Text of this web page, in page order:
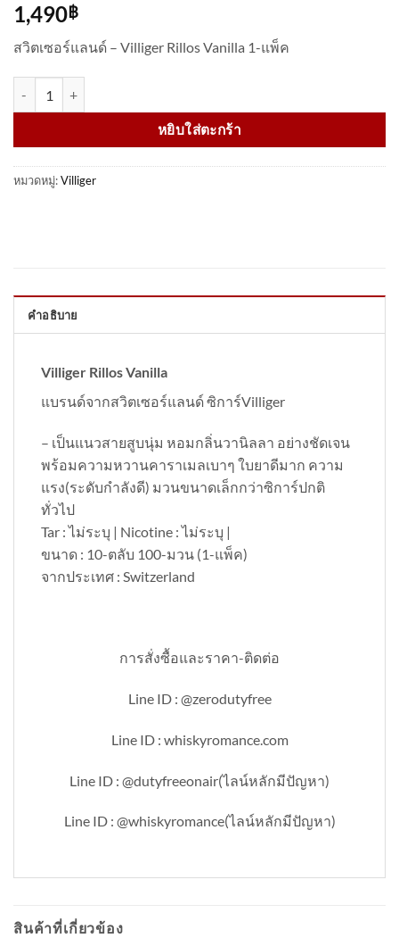
1,490฿
สวิตเซอร์แลนด์ – Villiger Rillos Vanilla 1-แพ็ค
หยิบใส่ตะกร้า
หมวดหมู่:Villiger
คำอธิบาย
Villiger Rillos Vanilla
แบรนด์จากสวิตเซอร์แลนด์ ซิการ์Villiger
– เป็นแนวสายสูบนุ่ม หอมกลิ่นวานิลลา อย่างชัดเจน
พร้อมความหวานคาราเมลเบาๆ ใบยาดีมาก ความ
แรง(ระดับกำลังดี) มวนขนาดเล็กกว่าซิการ์ปกติ
ทั่วไป
Tar : ไม่ระบุ | Nicotine : ไม่ระบุ |
ขนาด : 10-ตลับ 100-มวน (1-แพ็ค)
จากประเทศ : Switzerland
การสั่งซื้อและราคา-ติดต่อ
Line ID : @zerodutyfree
Line ID : whiskyromance.com
Line ID : @dutyfreeonair(ไลน์หลักมีปัญหา)
Line ID : @whiskyromance(ไลน์หลักมีปัญหา)
สินค้าที่เกี่ยวข้อง